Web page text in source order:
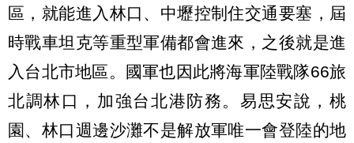
區，就能進入林口、中壢控制住交通要塞，屆
時戰車坦克等重型軍備都會進來，之後就是進
入台北市地區。國軍也因此將海軍陸戰隊66旅
北調林口，加強台北港防務。易思安說，桃
園、林口週邊沙灘不是解放軍唯一會登陸的地